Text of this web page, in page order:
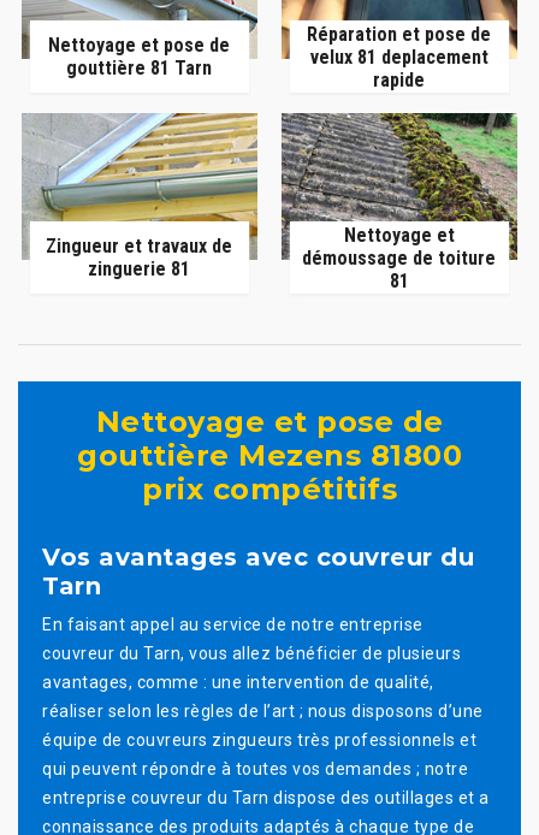
Nettoyage et pose de
gouttière 81 Tarn
Réparation et pose de
velux 81 deplacement
rapide
Zingueur et travaux de
zinguerie 81
Nettoyage et
démoussage de toiture
81
Nettoyage et pose de
gouttière Mezens 81800
prix compétitifs
Vos avantages avec couvreur du
Tarn
En faisant appel au service de notre entreprise
couvreur du Tarn, vous allez bénéficier de plusieurs
avantages, comme : une intervention de qualité,
réaliser selon les règles de l’art ; nous disposons d’une
équipe de couvreurs zingueurs très professionnels et
qui peuvent répondre à toutes vos demandes ; notre
entreprise couvreur du Tarn dispose des outillages et a
connaissance des produits adaptés à chaque type de